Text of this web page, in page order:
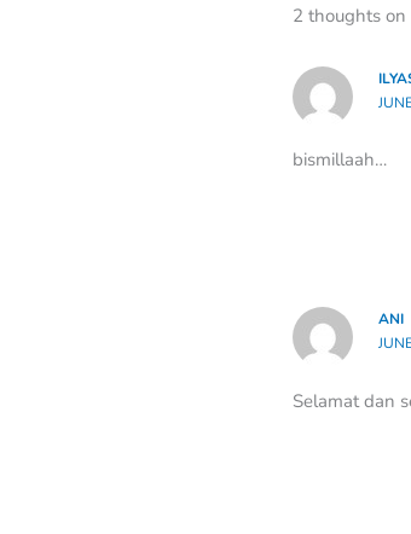
2 thoughts on
bismillaah…
ANI
Selamat dan